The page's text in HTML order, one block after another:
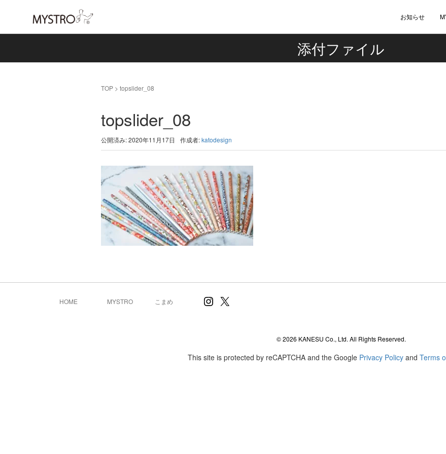
お知らせ
添付ファイル
TOP >topslider_08
topslider_08
公開済み: 2020年11月17日 作成者:katodesign
HOME MYSTRO こまめ Instagram
X
© 2026 KANESU Co., Ltd. All Rights Reserved.
This site is protected by reCAPTCHA and the Google Privacy Policyand Terms